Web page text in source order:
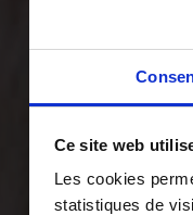
Ce site web
Les cookies
statistiques de